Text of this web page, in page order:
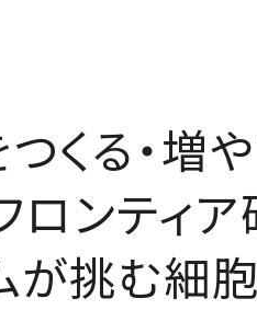
大学免疫学フロンティア研究
つくる・増
ンティ
が挑む細